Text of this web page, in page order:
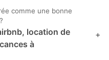
comme une bonne
location de
à
+